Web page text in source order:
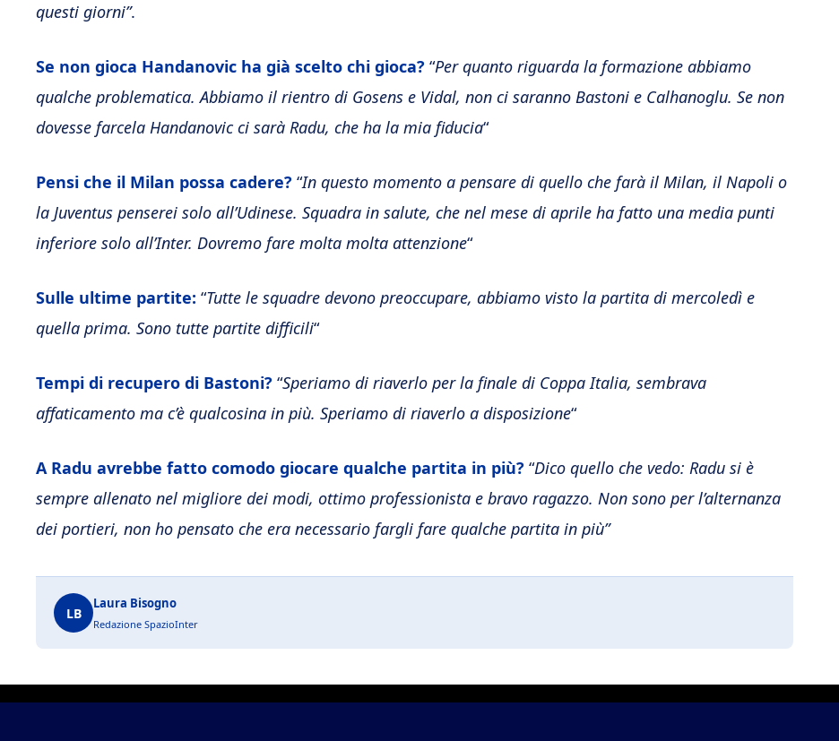
questi giorni”.
Se non gioca Handanovic ha già scelto chi gioca? “Per quanto riguarda la formazione abbiamo
qualche problematica. Abbiamo il rientro di Gosens e Vidal, non ci saranno Bastoni e Calhanoglu. Se non
dovesse farcela Handanovic ci sarà Radu, che ha la mia fiducia“
Pensi che il Milan possa cadere? “In questo momento a pensare di quello che farà il Milan, il Napoli o
la Juventus penserei solo all’Udinese. Squadra in salute, che nel mese di aprile ha fatto una media punti
inferiore solo all’Inter. Dovremo fare molta molta attenzione“
Sulle ultime partite: “Tutte le squadre devono preoccupare, abbiamo visto la partita di mercoledì e
quella prima. Sono tutte partite difficili“
Tempi di recupero di Bastoni? “Speriamo di riaverlo per la finale di Coppa Italia, sembrava
affaticamento ma c’è qualcosina in più. Speriamo di riaverlo a disposizione“
A Radu avrebbe fatto comodo giocare qualche partita in più? “Dico quello che vedo: Radu si è
sempre allenato nel migliore dei modi, ottimo professionista e bravo ragazzo. Non sono per l’alternanza
dei portieri, non ho pensato che era necessario fargli fare qualche partita in più”
LB
Laura Bisogno
Redazione SpazioInter